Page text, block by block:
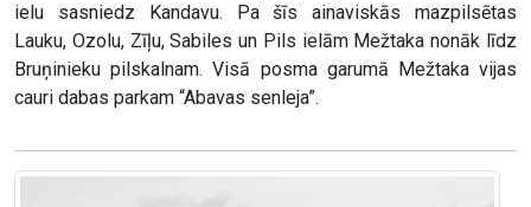
ielu sasniedz Kandavu. Pa šīs ainaviskās mazpilsētas
Lauku, Ozolu, Zīļu, Sabiles un Pils ielām Mežtaka nonāk līdz
Bruņinieku pilskalnam. Visā posma garumā Mežtaka vijas
cauri dabas parkam “Abavas senleja”.